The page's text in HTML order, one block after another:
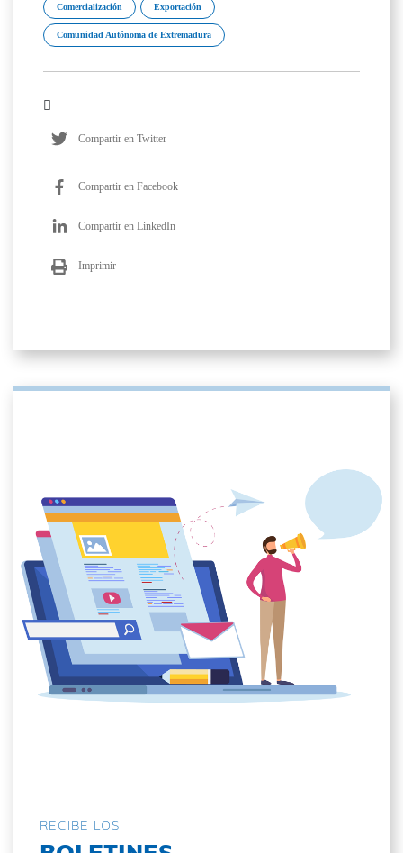
Comercialización Exportación
Comunidad Autónoma de Extremadura
Compartir en Twitter
Compartir en Facebook
Compartir en LinkedIn
Imprimir
RECIBE LOS